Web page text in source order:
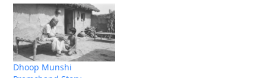
Dhoop Munshi